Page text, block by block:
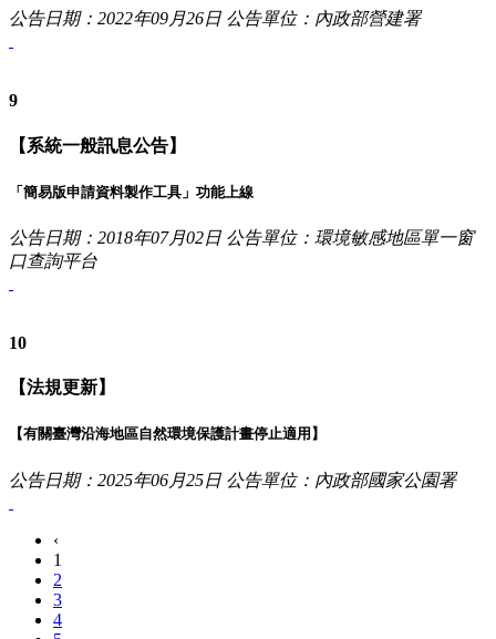
公告日期：2022年09月26日 公告單位：內政部營建署
9
【系統一般訊息公告】
「簡易版申請資料製作工具」功能上線
公告日期：2018年07月02日 公告單位：環境敏感地區單一窗
口查詢平台
10
【法規更新】
【有關臺灣沿海地區自然環境保護計畫停止適用】
公告日期：2025年06月25日 公告單位：內政部國家公園署
‹
1
2
3
4